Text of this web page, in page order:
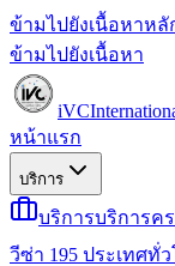
ข้ามไปยังเนื้อหาหลั
ข้ามไปยังเนื้อหา
iVC
หน้าแรก
บริการ
บริการบริการค
วีซ่า 195 ประเทศทั่